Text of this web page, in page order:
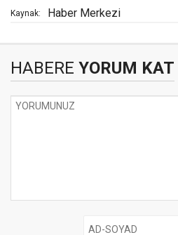
Kaynak: Haber Merkezi
HABERE YORUM KAT